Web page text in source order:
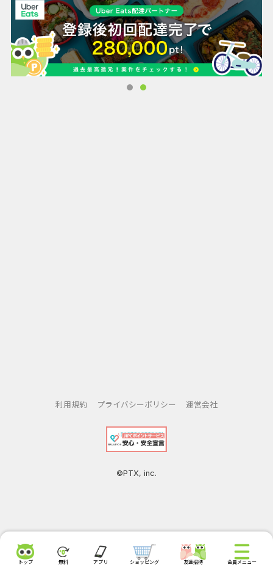
利用規約 プライバシーポリシー 運営会社
©PTX, inc.
トップ 無料 アプリ ショッピング 友達招待 会員メニュー